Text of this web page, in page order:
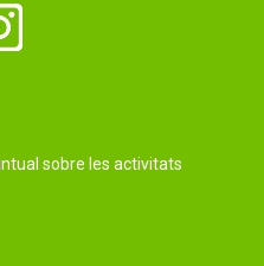
sobre les activitats